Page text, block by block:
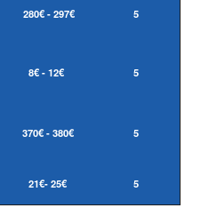
280€ - 297€ 5
8€ - 12€ 5
370€ - 380€ 5
21€- 25€ 5